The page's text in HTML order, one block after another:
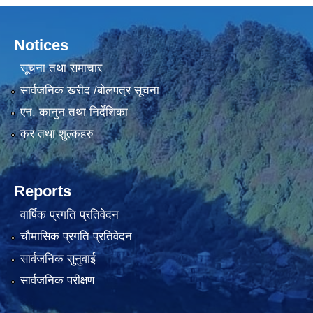
Notices
सूचना तथा समाचार
सार्वजनिक खरीद /बोलपत्र सूचना
एन, कानुन तथा निर्देशिका
कर तथा शुल्कहरु
Reports
वार्षिक प्रगति प्रतिवेदन
चौमासिक प्रगति प्रतिवेदन
सार्वजनिक सुनुवाई
सार्वजनिक परीक्षण